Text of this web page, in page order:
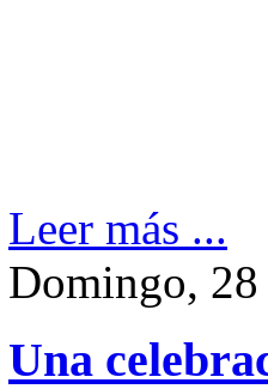
Leer más ...
Domingo,
Una